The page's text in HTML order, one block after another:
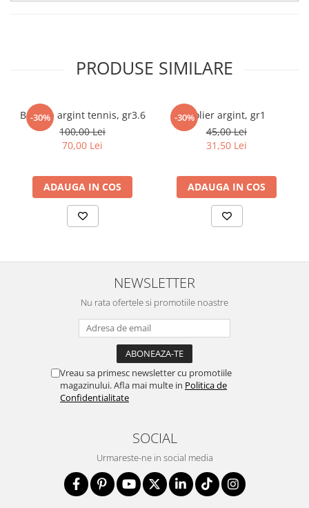
PRODUSE SIMILARE
-30%
Bratara argint tennis, gr3.6
100,00 Lei
70,00 Lei
ADAUGA IN COS
-30%Colier argint, gr1
45,00 Lei
31,50 Lei
ADAUGA IN COS
NEWSLETTER
Nu rata ofertele si promotiile noastre
Vreau sa primesc newsletter cu promotiile
magazinului. Afla mai multe in Politica de
Confidentialitate
SOCIAL
Urmareste-ne in social media